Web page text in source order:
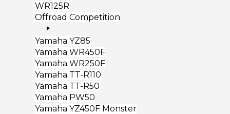
WR125R
Offroad Competition
Yamaha YZ85
Yamaha WR450F
Yamaha WR250F
Yamaha TT-R110
Yamaha TT-R50
Yamaha PW50
Yamaha YZ450F Monster